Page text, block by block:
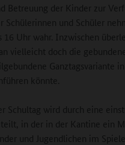
Betreuung der Kinder zur
Schülerinnen und Schüler
16 Uhr wahr. Inzwischen
vielleicht doch die
Ganztagsvariante
könnte.
Schultag wird durch eine
in der in der Kantine ein
und Jugendlichen im